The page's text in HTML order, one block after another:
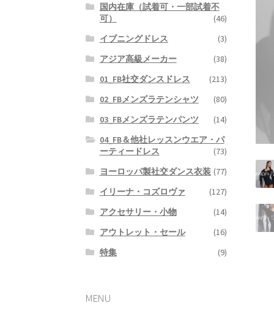
国内在庫（試着可・一部試着不
可）
(46)
イブニングドレス
(3)
アジア高級メーカー
(38)
01_FB社交ダンスドレス
(213)
02_FBメンズラテンシャツ
(80)
03_FBメンズラテンパンツ
(14)
04_FB＆他社レッスンウエア・パ
ーティードレス
(73)
ヨーロッパ製社交ダンス衣装 (77)
イリーナ・コズロヴァ
(127)
アクセサリー・小物
(14)
アウトレット・セール
(16)
特集
(9)
MENU